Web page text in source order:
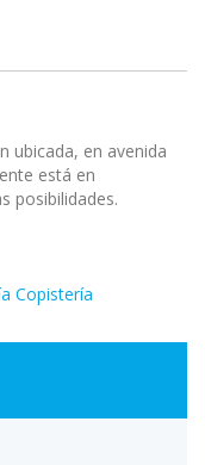
ubicada, en avenida
está en
posibilidades.
Copistería